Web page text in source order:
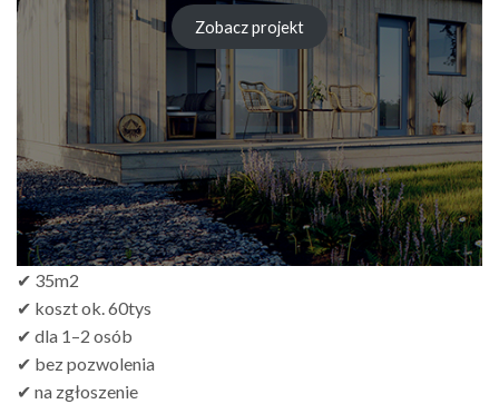
Zobacz projekt
✔ 35m2
✔ koszt ok. 60tys
✔ dla 1–2 osób
✔ bez pozwolenia
✔ na zgłoszenie